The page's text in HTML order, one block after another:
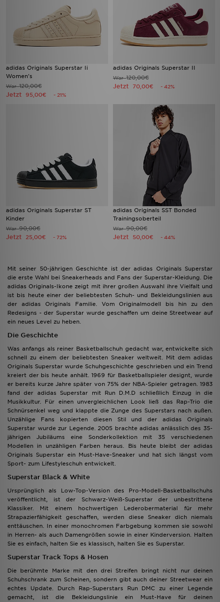
adidas Originals Superstar Ii
Women's
War120,00€
Jetzt 95,00€ - 21%
adidas Originals Superstar II
War120,00€
Jetzt 70,00€ - 42%
adidas Originals Superstar ST
Kinder
War90,00€
Jetzt 25,00€ - 72%
adidas Originals SST Bonded
Trainingsoberteil
War90,00€
Jetzt 50,00€ - 44%
Mit seiner 50-jährigen Geschichte ist der adidas Originals Superstar
die erste Wahl bei Sneakerheads and Fans der Superstar-Kleidung. Die
adidas Originals-Ikone zeigt mit ihrer großen Auswahl ihre Vielfalt und
ist bis heute einer der beliebtesten Schuh- und Bekleidungslinien aus
der adidas Originals Familie. Vom Originalmodell bis hin zu den
Redesigns - der Superstar wurde geschaffen um deine Streetwear auf
ein neues Level zu heben.
Die Geschichte
Was anfangs als reiner Basketballschuh gedacht war, entwickelte sich
schnell zu einem der beliebtesten Sneaker weltweit. Mit dem adidas
Originals Superstar wurde Schuhgeschichte geschrieben und ein Trend
kreiert der bis heute anhält. 1969 für Basketballspieler designt, wurde
er bereits kurze Jahre später von 75% der NBA-Spieler getragen. 1983
fand der adidas Superstar mit Run D.M.D schließlich Einzug in die
Musikkultur. Für einen unvergleichlichen Look ließ das Rap-Trio die
Schnürsenkel weg und klappte die Zunge des Superstars nach außen.
Unzählige Fans kopierten diesen Stil und der adidas Originals
Superstar wurde zur Legende. 2005 brachte adidas anlässlich des 35-
jährigen Jubiläums eine Sonderkollektion mit 35 verschiedenen
Modellen in unzähligen Farben heraus. Bis heute bleibt der adidas
Originals Superstar ein Must-Have-Sneaker und hat sich längst vom
Sport- zum Lifestyleschuh entwickelt.
Superstar Black & White
Ursprünglich als Low-Top-Version des Pro-Modell-Basketballschuhs
veröffentlicht, ist der Schwarz-Weiß-Superstar der unbestrittene
Klassiker. Mit einem hochwertigen Lederobermaterial für mehr
Strapazierfähigkeit geschaffen, werden diese Sneaker dich niemals
enttäuschen. In einer monochromen Farbgebung kommen sie sowohl
in Herren- als auch Damengrößen sowie in einer Kinderversion. Halten
Sie es einfach, halten Sie es klassisch, halten Sie es Superstar.
Superstar Track Tops & Hosen
Die berühmte Marke mit den drei Streifen bringt nicht nur deinen
Schuhschrank zum Scheinen, sondern gibt auch deiner Streetwear ein
echtes Update. Durch Rap-Superstars Run DMC zu einer Legende
gemacht, ist die Bekleidungslinie ein Must-Have für deinen